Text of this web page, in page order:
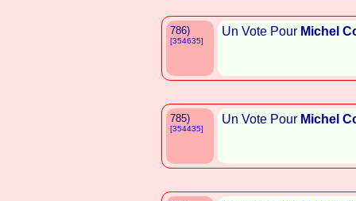
786)
[354635]
Un Vote Pour Michel
785)
[354435]
Un Vote Pour Michel